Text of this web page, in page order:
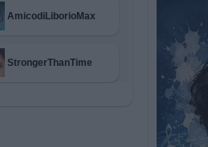
AmicodiLiborioMax
StrongerThanTime